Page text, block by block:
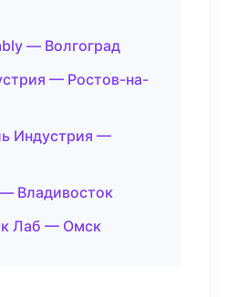
— Волгоград
— Ростов-на-
Индустрия —
Владивосток
Лаб — Омск